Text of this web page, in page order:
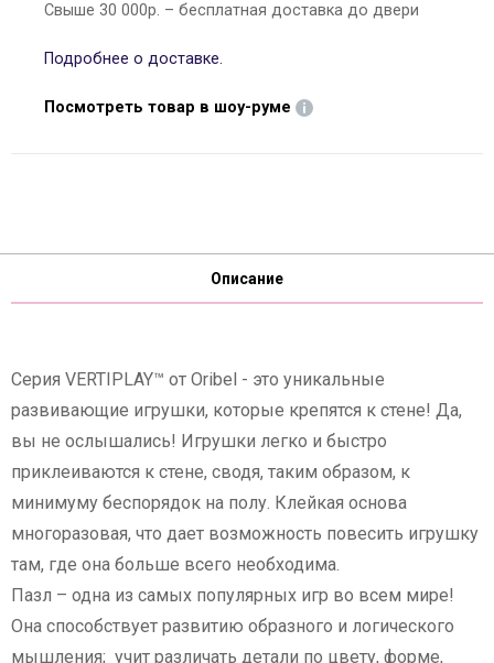
Свыше 30 000р. – бесплатная доставка до двери
Подробнее о доставке.
Посмотреть товар в шоу-руме
Описание
Серия VERTIPLAY™ от Oribel - это уникальные
развивающие игрушки, которые крепятся к стене! Да,
вы не ослышались! Игрушки легко и быстро
приклеиваются к стене, сводя, таким образом, к
минимуму беспорядок на полу. Клейкая основа
многоразовая, что дает возможность повесить игрушку
там, где она больше всего необходима.
Пазл – одна из самых популярных игр во всем мире!
Она способствует развитию образного и логического
мышления; учит различать детали по цвету, форме,